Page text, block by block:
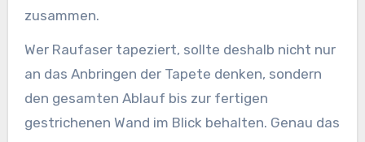
zusammen.
Wer Raufaser tapeziert, sollte deshalb nicht nur
an das Anbringen der Tapete denken, sondern
den gesamten Ablauf bis zur fertigen
gestrichenen Wand im Blick behalten. Genau das